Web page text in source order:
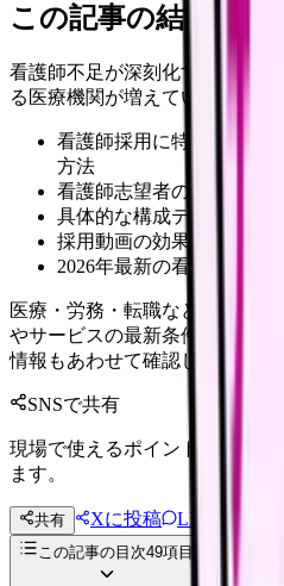
この記事の結論
看護師不足が深刻化する中、
る医療機関が増えています。
看護師採用に特化した動
方法
看護師志望者の心に響く
具体的な構成テンプレー
採用動画の効果測定方法
2026年最新の看護師採用
医療・労務・転職など判断に
やサービスの最新条件は公的
情報もあわせて確認してくださ
SNSで共有
現場で使えるポイントを、同
ます。
共有 Xに投稿 LINE
投稿
この記事の目次49項目